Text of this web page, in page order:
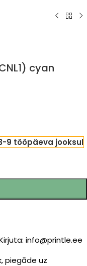
cyan
9 tööpäeva jooksul
info@printle.ee
piegāde uz